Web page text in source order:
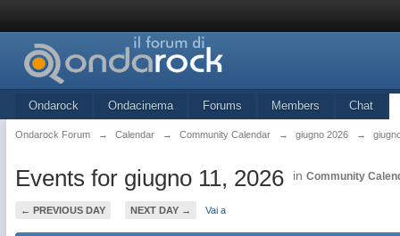
Ondarock Ondacinema Forums Members Chat
Ondarock Forum → Calendar → Community Calendar → giugno 2026 →
Events for giugno 11, 2026 in Community
← PREVIOUS DAY NEXT DAY → Vai a